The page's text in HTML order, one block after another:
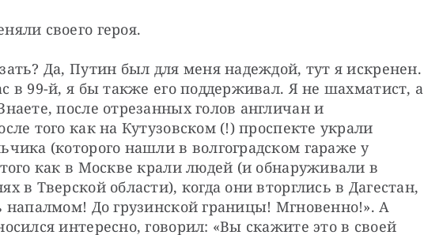
своего героя.
Да, Путин был для меня надеждой, тут я искренен.
в 99-й, я бы также его поддерживал. Я не шахматист, а
после отрезанных голов англичан и
того как на Кутузовском (!) проспекте украли
(которого нашли в волгоградском гараже у
как в Москве крали людей (и обнаруживали в
в Тверской области), когда они вторглись в Дагестан,
напалмом! До грузинской границы! Мгновенно!». А
интересно, говорил: «Вы скажите это в своей